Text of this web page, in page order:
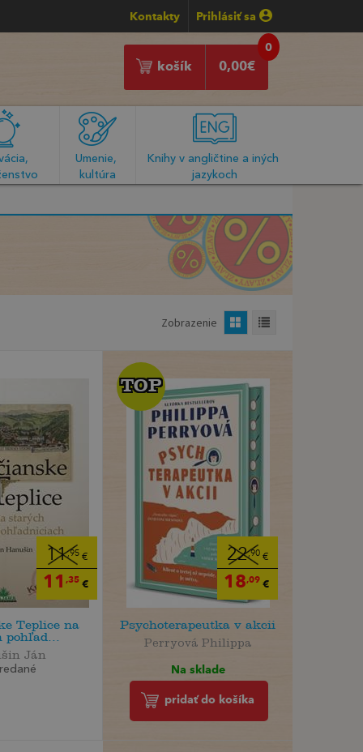
Kontakty Prihlásiť sa
0
0,00€
košík
Umenie,
kultúra
Knihy v angličtine a iných
jazykoch
Zobrazenie
11,95 €
11 ,35 €
Teplice na
pohľad...
Ján
22,90 €
18,09 €
TOP
TOP
Psychoterapeutka v akcii
Perryová Philippa
Na sklade
pridať do košíka